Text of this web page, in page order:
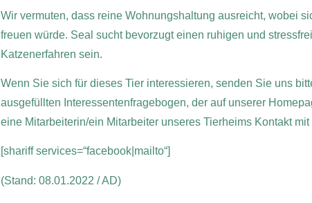
Wir vermuten, dass reine Wohnungshaltung ausreicht, wobei
freuen würde. Seal sucht bevorzugt einen ruhigen und
Katzenerfahren sein.
Wenn Sie sich für dieses Tier interessieren, senden Sie uns
ausgefüllten Interessentenfragebogen, der auf unserer
eine Mitarbeiterin/ein Mitarbeiter unseres Tierheims Kontakt
[shariff services=“facebook|mailto“]
(Stand: 08.01.2022 / AD)